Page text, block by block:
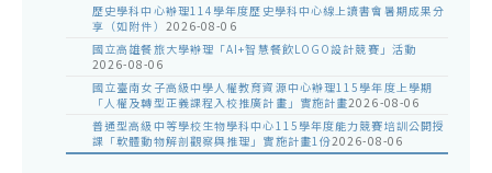
歷史學科中心辦理114學年度歷史學科中心線上讀書會暑期成果分
享（如附件） 2026-08-06
國立高雄餐旅大學辦理「AI+智慧餐飲LOGO設計競賽」活動
2026-08-06
國立臺南女子高級中學人權教育資源中心辦理115學年度上學期
「人權及轉型正義課程入校推廣計畫」實施計畫2026-08-06
普通型高級中等學校生物學科中心115學年度能力競賽培訓公開授
課「軟體動物解剖觀察與推理」實施計畫1份2026-08-06